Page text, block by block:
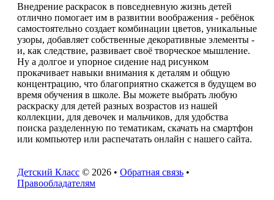
Внедрение раскрасок в повседневную жизнь детей
отлично помогает им в развитии воображения - ребёнок
самостоятельно создает комбинации цветов, уникальные
узоры, добавляет собственные декоративные элементы -
и, как следствие, развивает своё творческое мышление.
Ну а долгое и упорное сидение над рисунком
прокачивает навыки внимания к деталям и общую
концентрацию, что благоприятно скажется в будущем во
время обучения в школе. Вы можете выбрать любую
раскраску для детей разных возрастов из нашей
коллекции, для девочек и мальчиков, для удобства
поиска разделенную по тематикам, скачать на смартфон
или компьютер или распечатать онлайн с нашего сайта.
Детский Класс © 2026 • Обратная связь •
Правообладателям